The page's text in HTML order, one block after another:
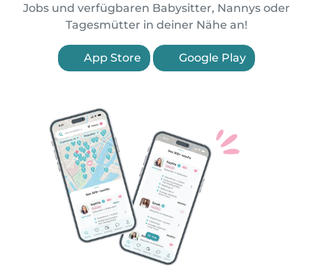
Jobs und verfügbaren Babysitter, Nannys oder
Tagesmütter in deiner Nähe an!
App Store Google Play